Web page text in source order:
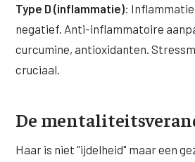
Type D (inflammatie):
negatief. Anti-inflammatoire
curcumine, antioxidanten.
cruciaal.
De
Haar is niet "ijdelheid" maar een